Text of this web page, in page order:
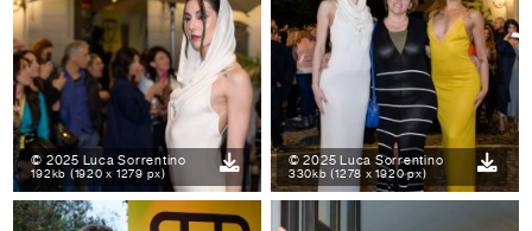
© 2025 Luca Sorrentino
192kb (1920 x 1279 px)
© 2025 Luca Sorrentino
330kb (1278 x 1920 px)